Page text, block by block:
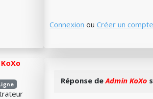
Connexion ou Créer un compte
Réponse deAdmin KoXo